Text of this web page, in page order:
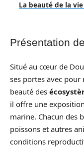
La beauté de la
Présentation
Situé au cœur de
ses portes avec
beauté des
il offre une exposition
marine. Chacun des
poissons et autres
conditions